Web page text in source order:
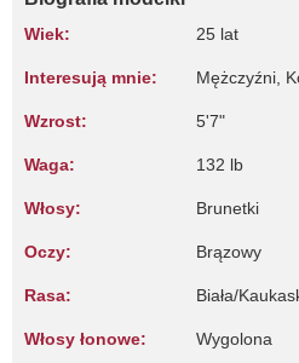
Wiek: 25 lat
Interesują mnie: Mężczyźni,
Wzrost: 5'7"
Waga: 132 lb
Włosy: Brunetki
Oczy: Brązowy
Rasa: Biała/
Włosy łonowe: Wygolona